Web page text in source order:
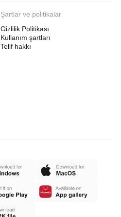
Şartlar ve politikalar
Gizlilik Politikası
Kullanım şartları
Telif hakkı